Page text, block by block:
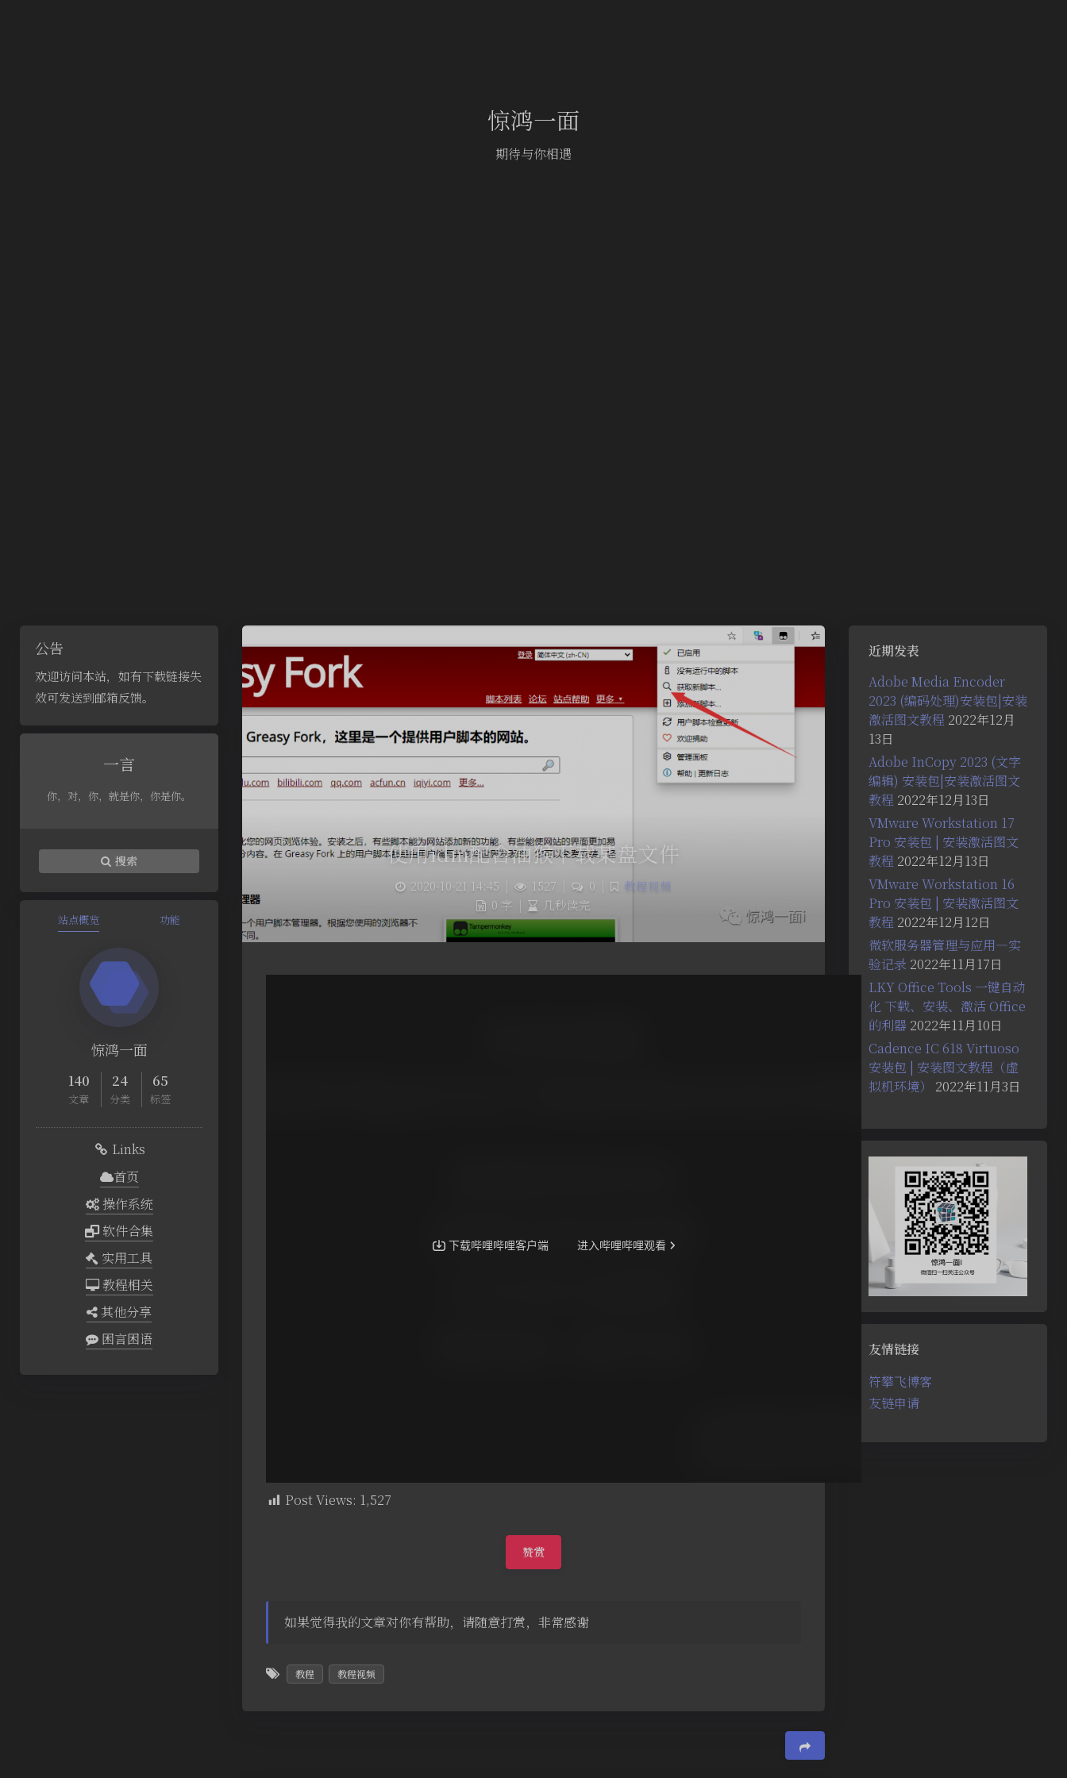
惊鸿一面
期待与你相遇
公告
欢迎访问本站，如有下载链接失
效可发送到邮箱反馈。
一言
你，对，你，就是你，你是你。
搜索
站点概览 功能
惊鸿一面
140
文章
24
分类
65
标签
Links
首页
操作系统
软件合集
实用工具
教程相关
其他分享
困言困语
近期发表
Adobe Media Encoder
2023 (编码处理)安装包|安装
激活图文教程 2022年12月
13日
Adobe InCopy 2023 (文字
编辑) 安装包|安装激活图文
教程 2022年12月13日
VMware Workstation 17
Pro 安装包 | 安装激活图文
教程 2022年12月13日
VMware Workstation 16
Pro 安装包 | 安装激活图文
教程 2022年12月12日
微软服务器管理与应用—实
验记录 2022年11月17日
LKY Office Tools 一键自动
化 下载、安装、激活 Office
的利器 2022年11月10日
Cadence IC 618 Virtuoso
安装包 | 安装图文教程（虚
拟机环境）
2022年11月3日
友情链接
符攀飞博客
友链申请
使用idm配合油猴下载某盘文件
2020-10-21 14:45 1527 0
教程视频
0 字
几秒读完
Post Views: 1,527
赞赏
如果觉得我的文章对你有帮助，请随意打赏，非常感谢
教程 教程视频